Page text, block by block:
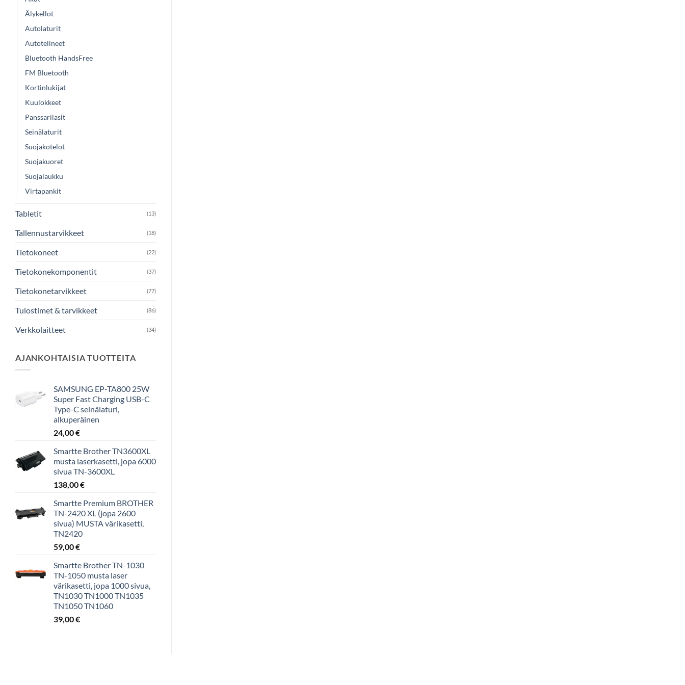
Älykellot
Autolaturit
Autotelineet
Bluetooth HandsFree
FM Bluetooth
Kortinlukijat
Kuulokkeet
Panssarilasit
Seinälaturit
Suojakotelot
Suojakuoret
Suojalaukku
Virtapankit
Tabletit (13)
Tallennustarvikkeet (18)
Tietokoneet (22)
Tietokonekomponentit (37)
Tietokonetarvikkeet (77)
Tulostimet & tarvikkeet (86)
Verkkolaitteet (34)
AJANKOHTAISIA TUOTTEITA
SAMSUNG EP-TA800 25W
Super Fast Charging USB-C
Type-C seinälaturi,
alkuperäinen
24,00€
Smartte Brother TN3600XL
musta laserkasetti, jopa 6000
sivua TN-3600XL
138,00€
Smartte Premium BROTHER
TN-2420 XL (jopa 2600
sivua) MUSTA värikasetti,
TN2420
59,00€
Smartte Brother TN-1030
TN-1050 musta laser
värikasetti, jopa 1000 sivua,
TN1030 TN1000 TN1035
TN1050 TN1060
39,00€